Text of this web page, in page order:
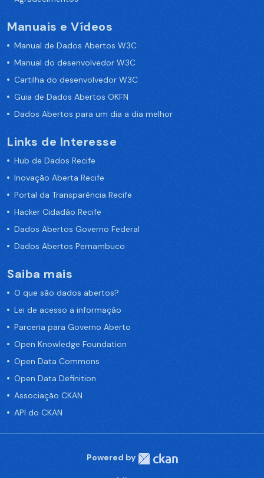
Manuais e Vídeos
Manual de Dados Abertos W3C
Manual do desenvolvedor W3C
Cartilha do desenvolvedor W3C
Guia de Dados Abertos OKFN
Dados Abertos para um dia a dia melhor
Links de Interesse
Hub de Dados Recife
Inovação Aberta Recife
Portal da Transparência Recife
Hacker Cidadão Recife
Dados Abertos Governo Federal
Dados Abertos Pernambuco
Saiba mais
O que são dados abertos?
Lei de acesso a informação
Parceria para Governo Aberto
Open Knowledge Foundation
Open Data Commons
Open Data Definition
Associação CKAN
API do CKAN
Powered by